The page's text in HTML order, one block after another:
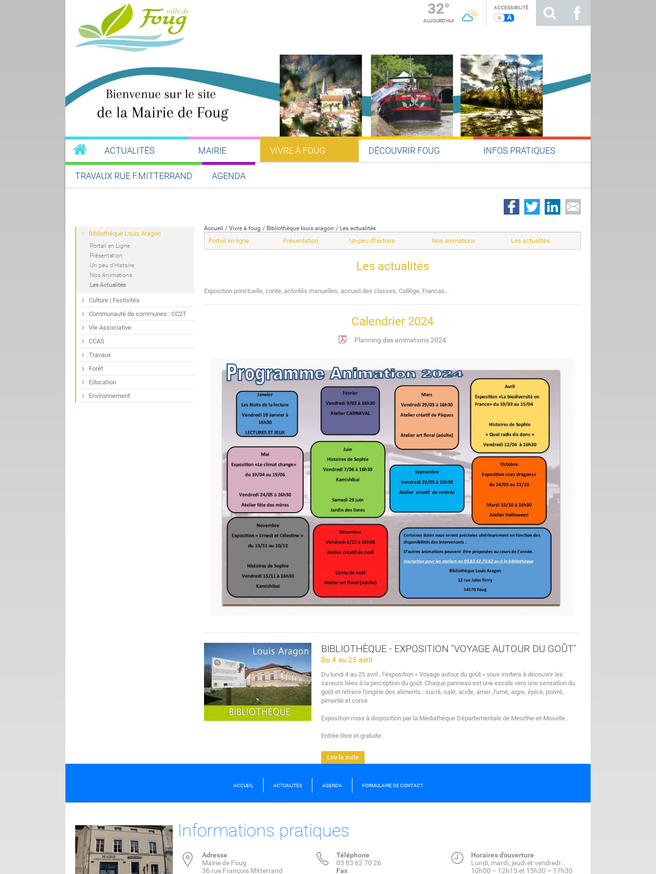
32°
AUJOURD'HUI
ACCESSIBILITÉ
a A
ACTUALITÉS MAIRIE VIVRE À FOUG DÉCOUVRIR FOUG INFOS PRATIQUES
TRAVAUX RUE F.MITTERRAND AGENDA
Accueil Vivre à foug Bibliothèque louis aragon Les actualités
Portail en ligne Présentation Un peu d'histoire Nos animations Les actualités
Les actualités
Exposition ponctuelle, conte, activités manuelles, accueil des classes, Collège, Francas...
Calendrier 2024
Planning des animations 2024
BIBLIOTHÈQUE - EXPOSITION "VOYAGE AUTOUR DU GOÛT"
Du 4 au 25 avril
Du lundi 4 au 25 avril , l’exposition « Voyage autour du goût » vous invitera à découvrir les
saveurs liées à la perception du goût. Chaque panneau est une escale vers une sensation du
goût et retrace l’origine des aliments : sucré, salé, acide, amer ,fumé, aigre, épicé, poivré,
pimenté et corsé
Exposition mise à disposition par la Médiathèque Départementale de Meurthe-et-Moselle .
Entrée libre et gratuite.
Lire la suite
Bibliothèque Louis Aragon
Portail en Ligne
Présentation
Un peu d'Histoire
Nos Animations
Les Actualités
Culture | Festivités
Communauté de communes : CC2T
Vie Associative
CCAS
Travaux
Forêt
Education
Environnement
ACCUEIL ACTUALITÉS AGENDA FORMULAIRE DE CONTACT
Informations pratiques
Adresse
Mairie de Foug
36 rue François Mitterrand
Téléphone
03 83 62 70 26
Fax
Horaires d'ouverture
Lundi, mardi, jeudi et vendredi :
10h00 – 12h15 et 15h30 – 17h30